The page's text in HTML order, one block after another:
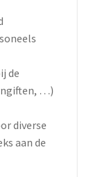
de
…)
diverse
aan de